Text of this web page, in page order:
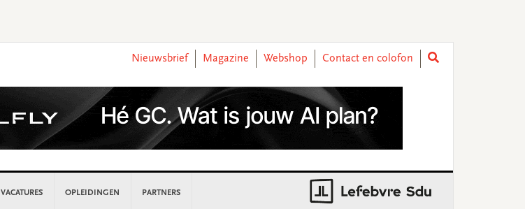
Nieuwsbrief
Magazine Webshop Contact en colofon
VACATURES OPLEIDINGEN PARTNERS